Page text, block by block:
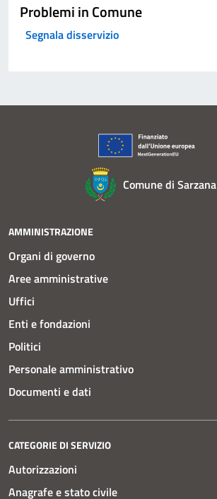
Problemi in Comune
Segnala disservizio
Comune di Sarzana
AMMINISTRAZIONE
Organi di governo
Aree amministrative
Uffici
Enti e fondazioni
Politici
Personale amministrativo
Documenti e dati
CATEGORIE DI SERVIZIO
Autorizzazioni
Anagrafe e stato civile